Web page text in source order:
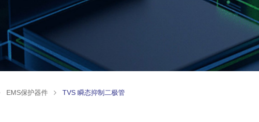
EMS保护器件 TVS 瞬态抑制二极管